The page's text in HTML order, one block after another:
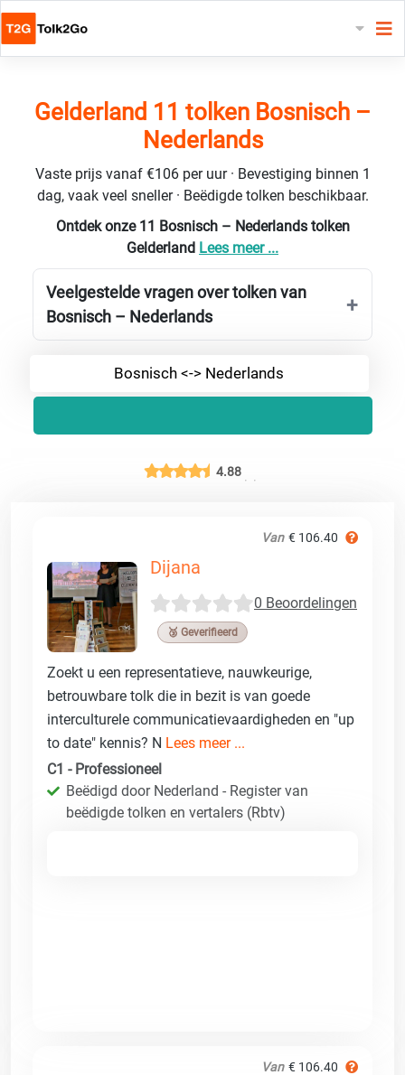
Gelderland 11 tolken Bosnisch –
Nederlands
Vaste prijs vanaf €106 per uur · Bevestiging binnen 1
dag, vaak veel sneller · Beëdigde tolken beschikbaar.
Ontdek onze 11 Bosnisch – Nederlands tolken
Gelderland Lees meer ...
Veelgestelde vragen over tolken van
Bosnisch – Nederlands
Bosnisch <-> Nederlands
4.88
Van € 106.40
Dijana
0 Beoordelingen
🥉 Geverifieerd
Zoekt u een representatieve, nauwkeurige,
betrouwbare tolk die in bezit is van goede
interculturele communicatievaardigheden en "up
to date" kennis? N Lees meer ...
C1 - Professioneel
Beëdigd door Nederland - Register van
beëdigde tolken en vertalers (Rbtv)
Van € 106.40